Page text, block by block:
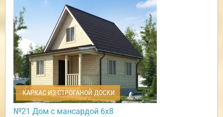
КАРКАС ИЗ СТРОГАНОЙ ДОСКИ
№21 Дом с мансардой 6х8